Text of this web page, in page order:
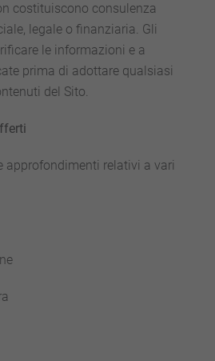
costituiscono consulenza
legale o finanziaria. Gli
le informazioni e a
prima di adottare qualsiasi
del Sito.
approfondimenti relativi a vari